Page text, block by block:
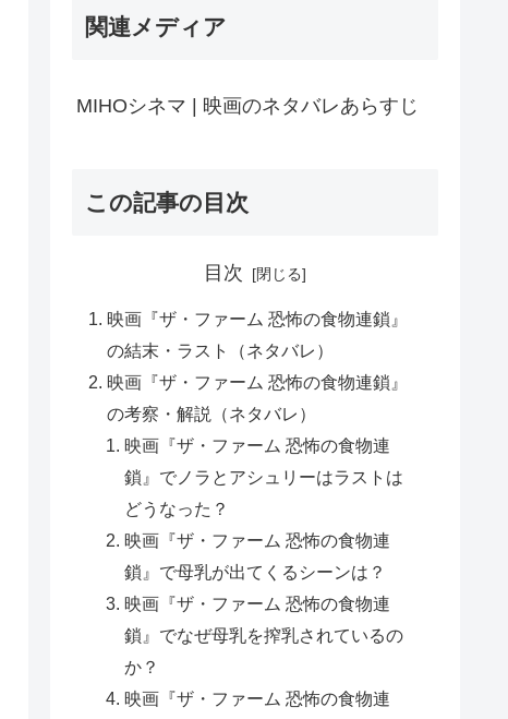
関連メディア
MIHOシネマ | 映画のネタバレあらすじ
この記事の目次
目次
映画『ザ・ファーム 恐怖の食物連鎖』
の結末・ラスト（ネタバレ）
映画『ザ・ファーム 恐怖の食物連鎖』
の考察・解説（ネタバレ）
映画『ザ・ファーム 恐怖の食物連
鎖』でノラとアシュリーはラストは
どうなった？
映画『ザ・ファーム 恐怖の食物連
鎖』で母乳が出てくるシーンは？
映画『ザ・ファーム 恐怖の食物連
鎖』でなぜ母乳を搾乳されているの
か？
映画『ザ・ファーム 恐怖の食物連